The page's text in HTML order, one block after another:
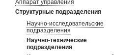
Аппарат управления
Структурные подразделения
Научно-исследовательские
подразделения
Научно-технические
подразделения